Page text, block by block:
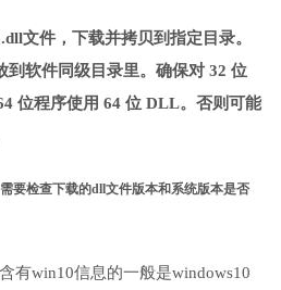
文件，下载并拷贝到指定目录。
到软件同级目录里。确保对 32 位
位程序使用 64 位 DLL。否则可能
要检查下载的dll文件版本和系统版本是否
有win10信息的一般是windows10